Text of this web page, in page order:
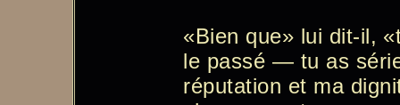
«Bien que» lui dit-il,
le passé — tu as
réputation et ma